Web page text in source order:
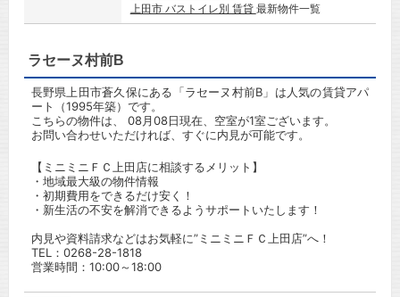
上田市 バストイレ別 賃貸 最新物件一覧
ラセーヌ村前B
長野県上田市蒼久保にある「ラセーヌ村前B」は人気の賃貸アパ
ート（1995年築）です。
こちらの物件は、 08月08日現在、空室が1室ございます。
お問い合わせいただければ、すぐに内見が可能です。
【ミニミニＦＣ上田店に相談するメリット】
・地域最大級の物件情報
・初期費用をできるだけ安く！
・新生活の不安を解消できるようサポートいたします！
内見や資料請求などはお気軽に”ミニミニＦＣ上田店”へ！
TEL： 0268-28-1818
営業時間：10:00～18:00